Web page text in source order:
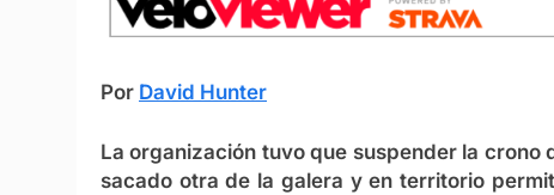
Por David Hunter
La organización tuvo que suspender la crono
sacado otra de la galera y en territorio